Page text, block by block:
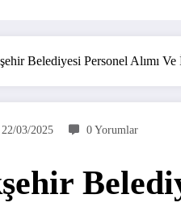
Belediyesi Personel Alımı Ve
22/03/2025 0 Yorumlar